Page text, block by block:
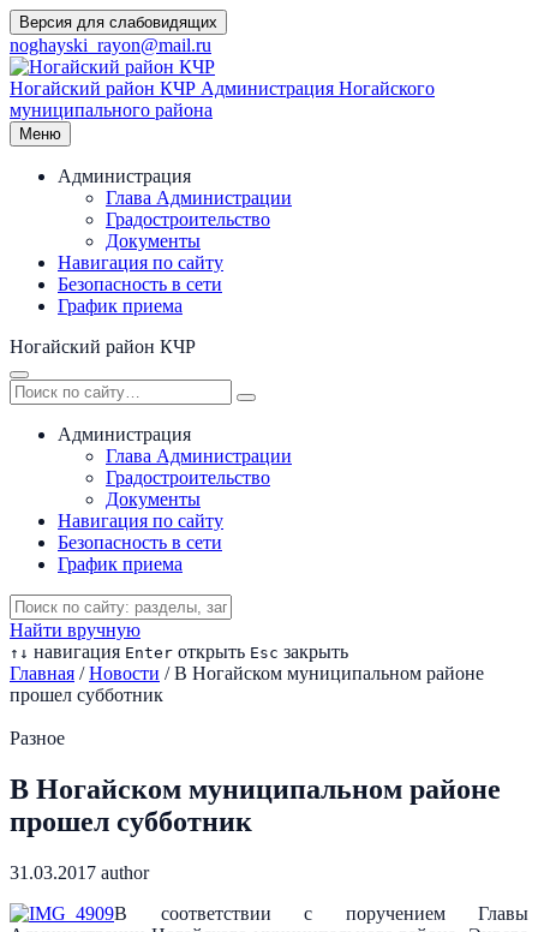
Перейти
к
содержимому
Версия для слабовидящих
noghayski_rayon@mail.ru
Ногайский район КЧР Администрация Ногайского
муниципального района
Меню
Администрация
Глава Администрации
Градостроительство
Документы
Навигация по сайту
Безопасность в сети
График приема
Ногайский район КЧР
Администрация
Глава Администрации
Градостроительство
Документы
Навигация по сайту
Безопасность в сети
График приема
Найти вручную
↑ ↓ навигация Enter открыть Esc закрыть
Главная / Новости / В Ногайском муниципальном районе
прошел субботник
Разное
В Ногайском муниципальном районе
прошел субботник
31.03.2017 author
В соответствии с поручением Главы